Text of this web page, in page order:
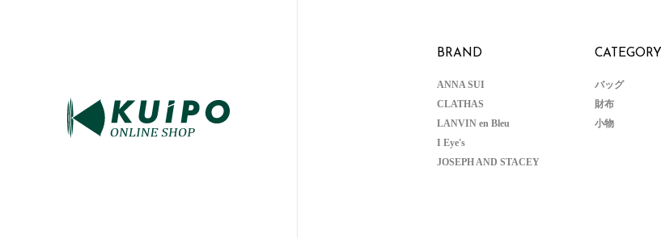
BRAND
ANNA SUI
CLATHAS
LANVIN en Bleu
I Eye's
JOSEPH AND STACEY
CATEGORY
バッグ
財布
小物